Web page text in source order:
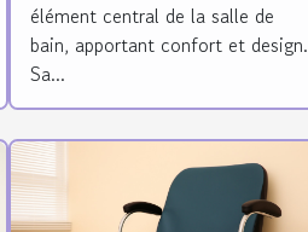
élément central de la salle de
bain, apportant confort et design.
Sa...